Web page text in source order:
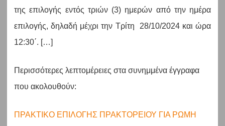
της επιλογής εντός τριών (3) ημερών από την ημέρα
επιλογής, δηλαδή μέχρι την Τρίτη 28/10/2024 και ώρα
12:30΄. […]
Περισσότερες λεπτομέρειες στα συνημμένα έγγραφα
που ακολουθούν:
ΠΡΑΚΤΙΚΟ ΕΠΙΛΟΓΗΣ ΠΡΑΚΤΟΡΕΙΟΥ ΓΙΑ ΡΩΜΗ